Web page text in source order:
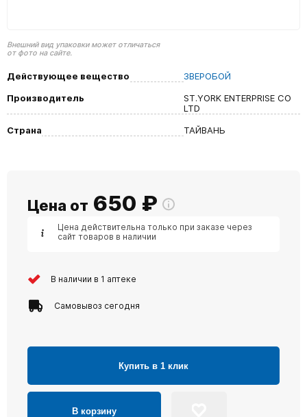
Внешний вид упаковки может отличаться
от фото на сайте.
Действующее вещество
ЗВЕРОБОЙ
Производитель
ST.YORK ENTERPRISE CO
LTD
Страна
ТАЙВАНЬ
Цена от 650 ₽
Цена действительна только при заказе через
сайт товаров в наличии
В наличии в 1 аптеке
Самовывоз сегодня
Купить в 1 клик
В корзину